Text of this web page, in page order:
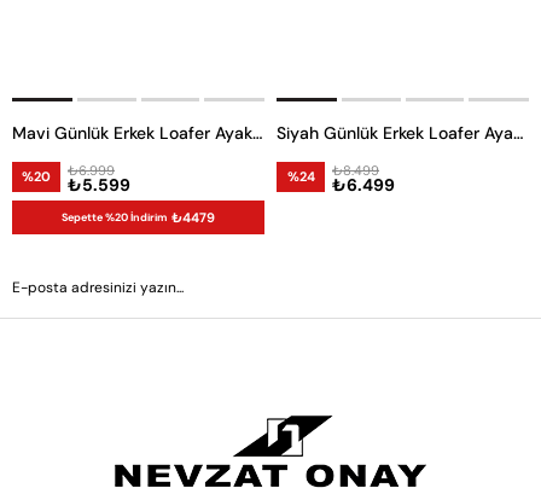
Mavi Günlük Erkek Loafer Ayakkabı
%20 ₺5.599
₺6.999
Sepette %20 İndirim ₺4479
Siyah Günlük Erkek Loafer Ayakkabı
%24 ₺6.499
₺8.499